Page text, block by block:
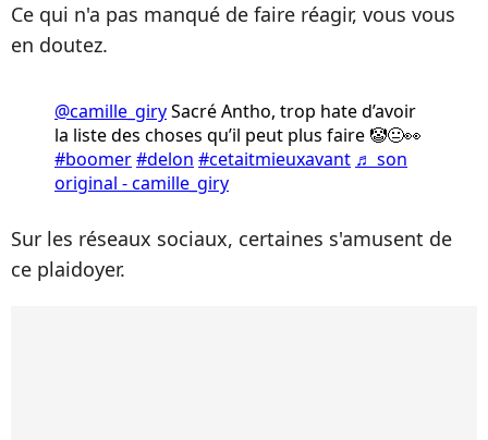
Ce qui n'a pas manqué de faire réagir, vous vous
en doutez.
@camille_girySacré Antho, trop hate d’avoir
la liste des choses qu’il peut plus faire 🤡😐👀
#boomer#delon #cetaitmieuxavant ♬ son
original - camille_giry
Sur les réseaux sociaux, certaines s'amusent de
ce plaidoyer.